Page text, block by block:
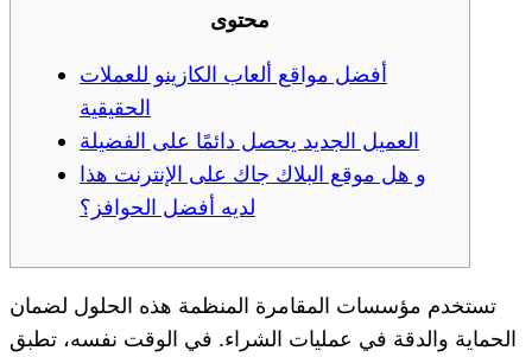
محتوى
أفضل مواقع ألعاب الكازينو للعملات
الحقيقية
العميل الجديد يحصل دائمًا على الفضيلة
و هل موقع البلاك جاك على الإنترنت هذا
لديه أفضل الحوافز؟
تستخدم مؤسسات المقامرة المنظمة هذه الحلول لضمان
الحماية والدقة في عمليات الشراء. في الوقت نفسه، تطبق